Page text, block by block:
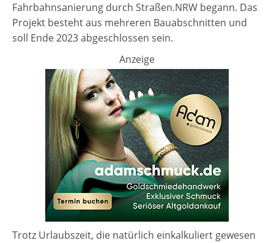
Fahrbahnsanierung durch Straßen.NRW begann. Das
Projekt besteht aus mehreren Bauabschnitten und
soll Ende 2023 abgeschlossen sein.
Anzeige
Trotz Urlaubszeit, die natürlich einkalkuliert gewesen